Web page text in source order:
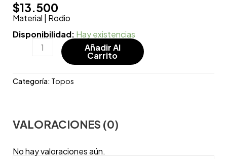
$13.500
Material | Rodio
Disponibilidad: Hay existencias
Añadir Al
Carrito
Categoría: Topos
VALORACIONES (0)
No hay valoraciones aún.